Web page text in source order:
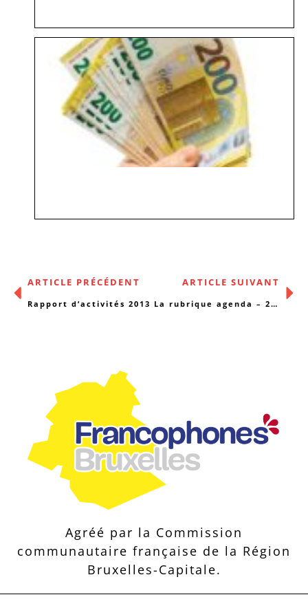
ARTICLE PRÉCÉDENT
Rapport d’activités 2013
ARTICLE SUIVANT
La rubrique agenda – 28/04/2014
Agréé par la Commission
communautaire française de la Région
Bruxelles-Capitale.